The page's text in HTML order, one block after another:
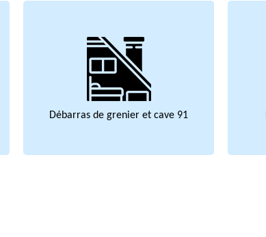
Débarras de grenier et cave 91